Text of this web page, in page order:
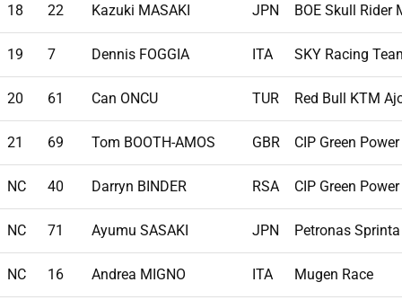
18 22 Kazuki MASAKI JPN BOE Skull Rider
19 7 Dennis FOGGIA ITA SKY Racing
20 61 Can ONCU TUR Red Bull KTM
21 69 Tom BOOTH-AMOS GBR CIP Green Power
NC 40 Darryn BINDER RSA CIP Green Power
NC 71 Ayumu SASAKI JPN Petronas
NC 16 Andrea MIGNO ITA Mugen Race